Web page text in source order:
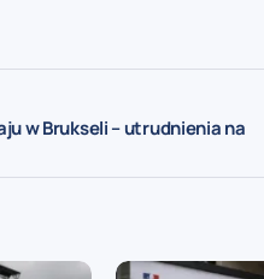
w Brukseli – utrudnienia na